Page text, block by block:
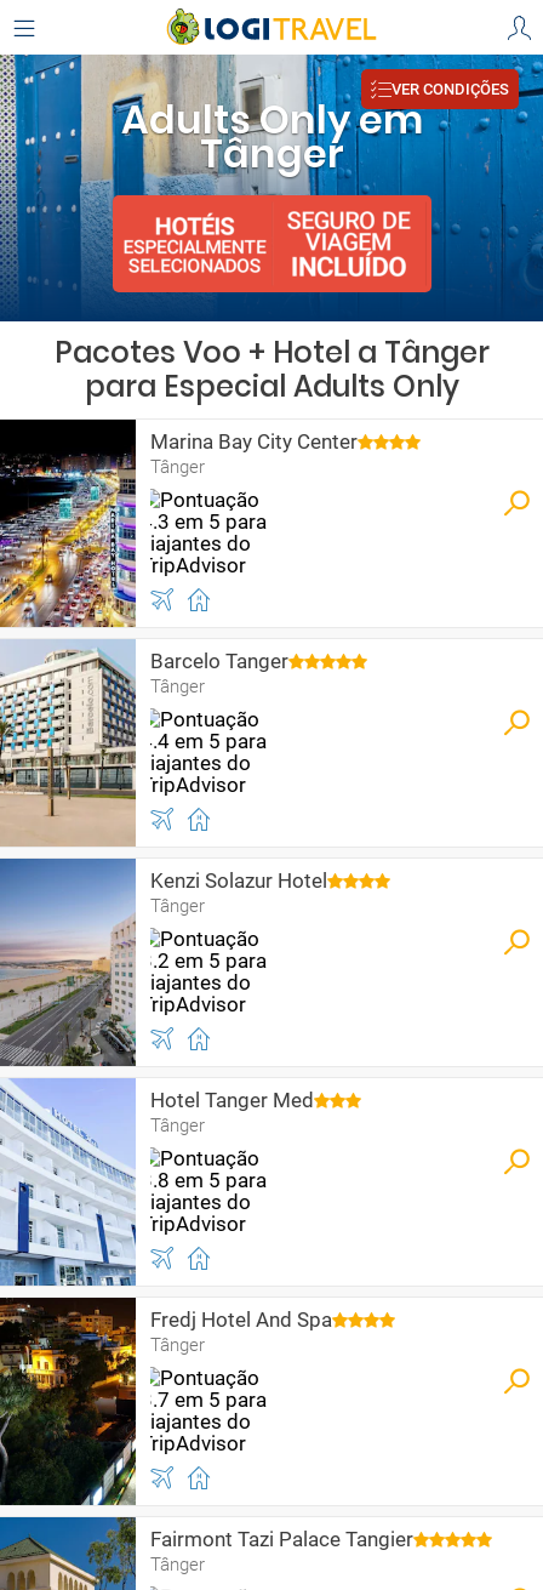
Adults Only em
Tânger
VER CONDIÇÕES
Pacotes Voo + Hotel a Tânger
para Especial Adults Only
Marina Bay City Center
Tânger
Barcelo Tanger
Tânger
Kenzi Solazur Hotel
Tânger
Hotel Tanger Med
Tânger
Fredj Hotel And Spa
Tânger
Fairmont Tazi Palace Tangier
Tânger